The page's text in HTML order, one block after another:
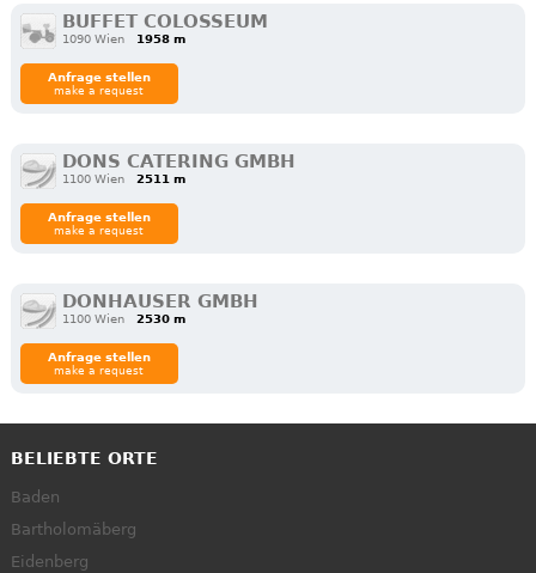
BUFFET COLOSSEUM
1090 Wien 1958 m
Anfrage stellen
make a request
DONS CATERING GMBH
1100 Wien 2511 m
Anfrage stellen
make a request
DONHAUSER GMBH
1100 Wien 2530 m
Anfrage stellen
make a request
BELIEBTE ORTE
Baden
Bartholomäberg
Eidenberg